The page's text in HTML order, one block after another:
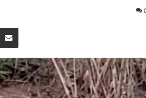
Compartir via correo electrónico